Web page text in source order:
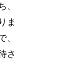
、
ま
、
さ